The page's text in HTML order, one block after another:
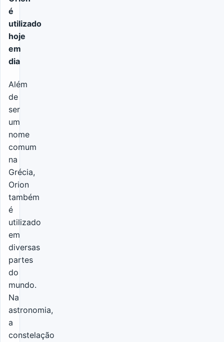
é
utilizado
hoje
em
dia
Além
de
ser
um
nome
comum
na
Grécia,
Orion
também
é
utilizado
em
diversas
partes
do
mundo.
Na
astronomia,
a
constelação